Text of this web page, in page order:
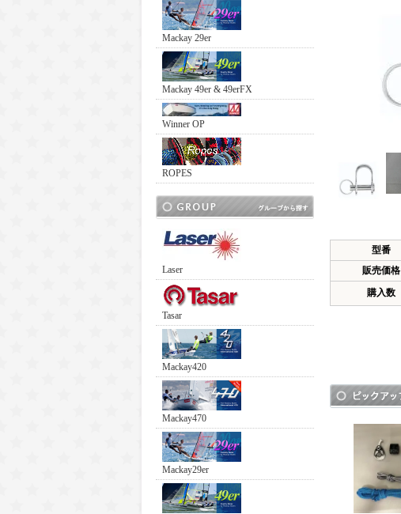
Mackay 29er
Mackay 49er & 49erFX
Winner OP
ROPES
Laser
Tasar
Mackay420
Mackay470
Mackay29er
型番
販売価格
購入数